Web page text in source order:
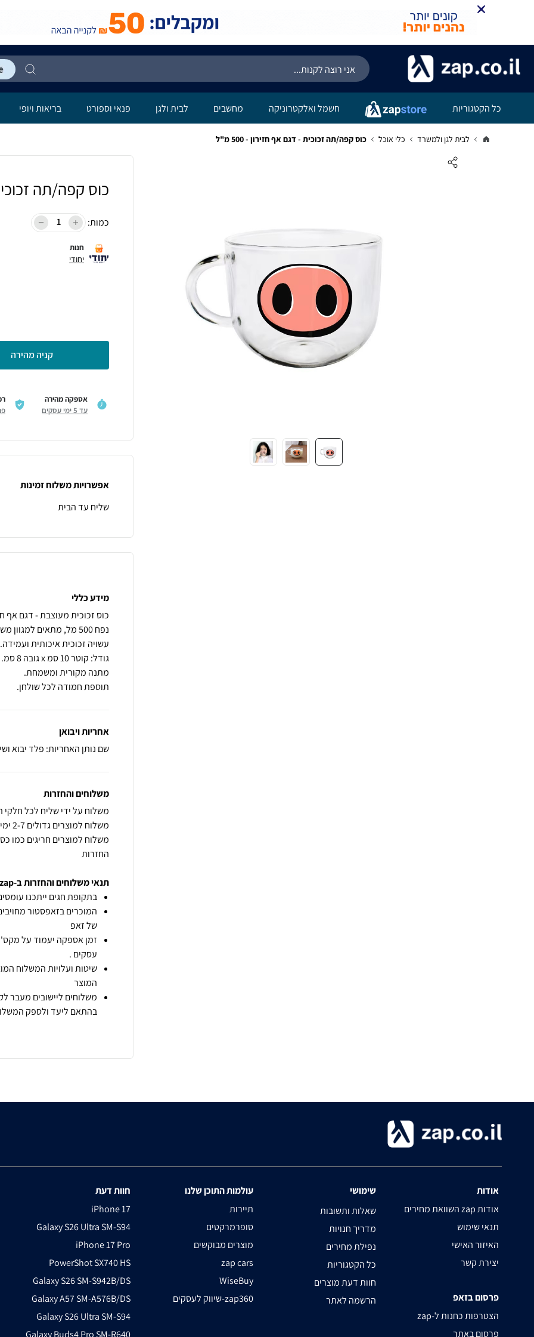
כל הקטגוריות חשמל ואלקטרוניקה מחשבים לבית ולגן פנאי וספורט בריאות ויופי
לבית לגן ולמשרד כלי אוכל כוס קפה/תה זכוכית - דגם אף חזירון - 500 מ"ל
כוס קפה/תה זכוכית
כמות:
חנות
יחודי
קניה מהירה
אספקה מהירה
עד 5 ימי עסקים
אפשרויות משלוח זמינות
שליח עד הבית
מידע כללי
תוספת חמודה לכל שולחן.
אחריות ויבואן
שם נותן האחריות: פלד יבוא
משלוחים והחזרות
החזרות
תנאי משלוחים והחזרות ב-zap
בתקופת חגים ייתכנו
המוכרים בזאפסטור
של זאפ
זמן אספקה יעמוד על מקס' 7 ימי עסקים מיום
עסקים .
שיטות ועלויות המשלוח
המוצר
משלוחים ליישובים מעבר
בהתאם ליעד ולספק
אודות
השוואת מחירים zap אודות
תנאי שימוש
האיזור האישי
יצירת קשר
פרסום בזאפ
zap-הצטרפות כחנות ל
פרסום באתר
שימושי
שאלות ותשובות
מדריך חנויות
נפילת מחירים
כל הקטגוריות
חוות דעת מוצרים
הרשמה לאתר
עולמות התוכן שלנו
תיירות
סופרמרקטים
מוצרים מבוקשים
zap cars
WiseBuy
שיווק לעסקים-zap360
חוות דעת
iPhone 17
Galaxy S26 Ultra SM-S94
iPhone 17 Pro
PowerShot SX740 HS
Galaxy S26 SM-S942B/DS
Galaxy A57 SM-A576B/DS
Galaxy S26 Ultra SM-S94
Galaxy Buds4 Pro SM-R640